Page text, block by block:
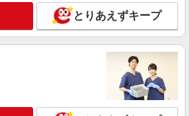
※交通費・電話代は弊社負担。その他、支
より細則あり。
会社 全支援対応コース
指導（保健師・管理栄養士）
一括面談(対面) 1日：10,000円〜14,716
別訪問(対面) 1件：4,286円〜5,239円 ・
1件：1500〜1691円 ・電話支援 1
動エリア】山梨県富士吉田市及びその周辺
とりあえずキープ